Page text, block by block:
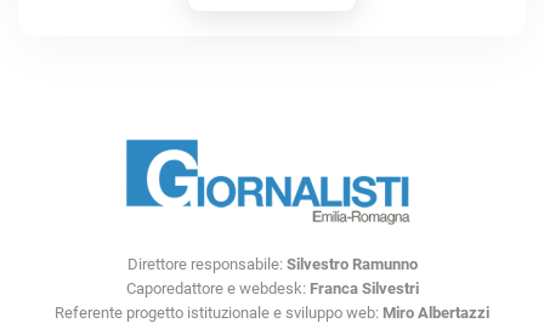
Direttore responsabile: Silvestro Ramunno
Caporedattore e webdesk: Franca Silvestri
Referente progetto istituzionale e sviluppo web: Miro Albertazzi